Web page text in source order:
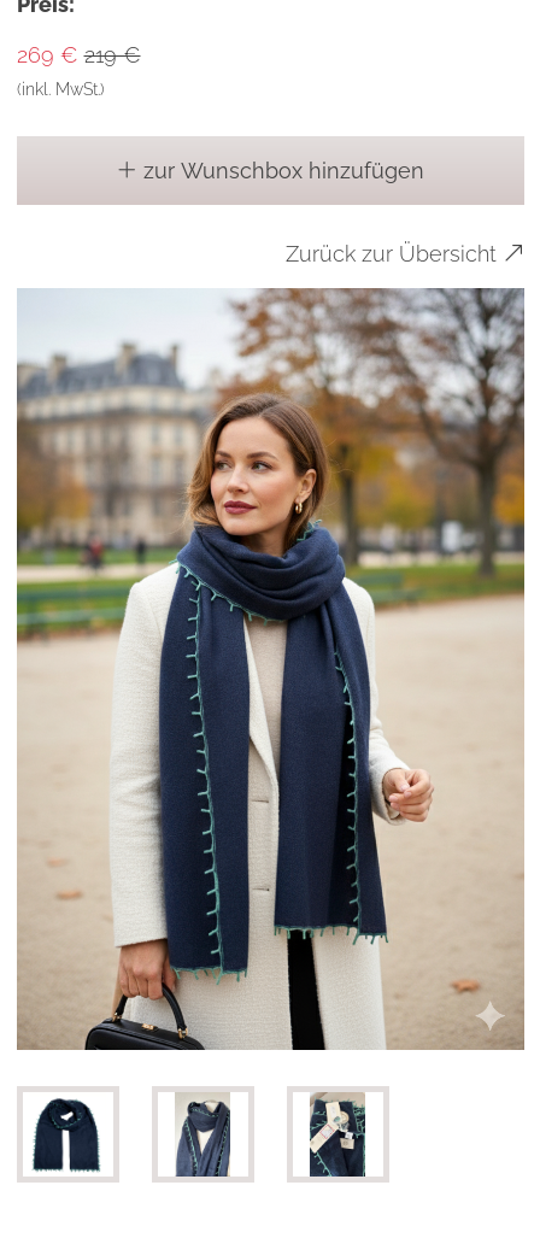
269 € 219 €
(inkl. MwSt.)
zur Wunschbox hinzufügen
Zurück zur Übersicht